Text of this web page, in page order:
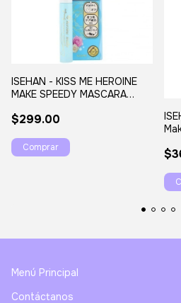
ISEHAN - KISS ME HEROINE
MAKE SPEEDY MASCARA
$299.00
Menú Principal
Contáctanos